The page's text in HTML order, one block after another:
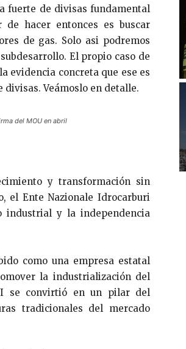
fuerte de divisas fundamental
hacer entonces es buscar
de gas. Solo asi podremos
El propio caso de
evidencia concreta que ese es
Veámoslo en detalle.
del MOU en abril
y transformación sin
el Ente Nazionale Idrocarburi
industrial y la independencia
como una empresa estatal
la industrialización del
se convirtió en un pilar del
tradicionales del mercado